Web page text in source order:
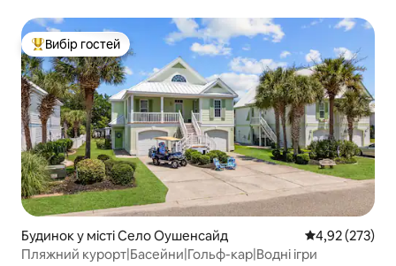
Топ вибір гостей
Вибір гостей
Будинок у місті Село Оушенсайд Середня
4,92 (273)
Пляжний курорт|Басейни|Гольф-кар|Водні ігри